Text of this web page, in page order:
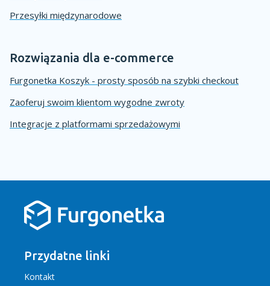
Przesyłki międzynarodowe
Rozwiązania dla e-commerce
Furgonetka Koszyk - prosty sposób na szybki checkout
Zaoferuj swoim klientom wygodne zwroty
Integracje z platformami sprzedażowymi
Przydatne linki
Kontakt